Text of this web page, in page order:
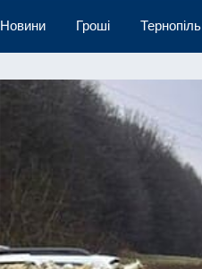
Новини Гроші Тернопіль